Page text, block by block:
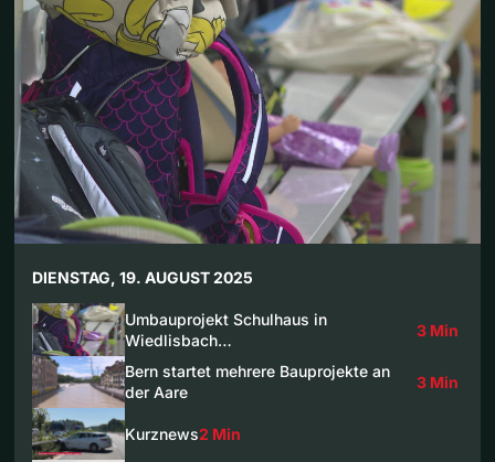
DIENSTAG, 19. AUGUST 2025
Umbauprojekt Schulhaus in
Wiedlisbach…
3 Min
Bern startet mehrere Bauprojekte an
der Aare
3 Min
Kurznews2 Min